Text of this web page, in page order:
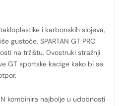
i karbonskih slojeva,
gustoće, SPARTAN GT PRO
na tržištu. Dvostruki stražnji
GT sportske kacige kako bi se
kombinira najbolje u udobnosti